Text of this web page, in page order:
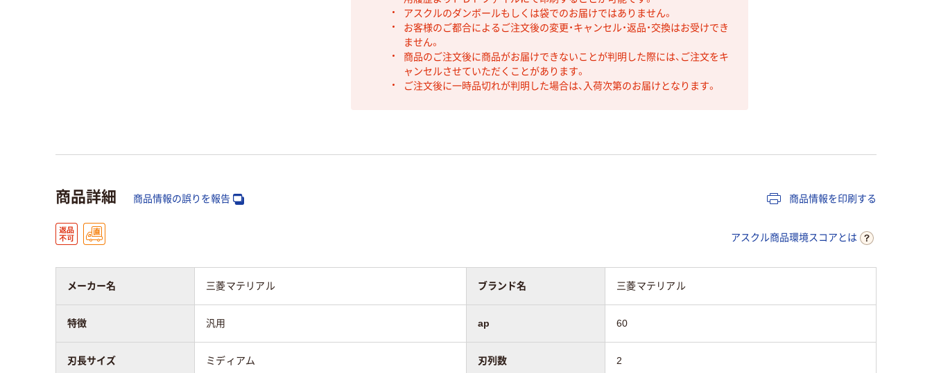
アスクルのダンボールもしくは袋でのお届けではありません。
お客様のご都合によるご注文後の変更・キャンセル・返品・交換はお受けでき
ません。
商品のご注文後に商品がお届けできないことが判明した際には、ご注文をキ
ャンセルさせていただくことがあります。
ご注文後に一時品切れが判明した場合は、入荷次第のお届けとなります。
商品詳細 商品情報の誤りを報告 商品情報を印刷する
アスクル商品環境スコアとは
メーカー名 三菱マテリアル ブランド名 三菱マテリアル
特徴 汎用 ap 60
刃長サイズ ミディアム 刃列数 2